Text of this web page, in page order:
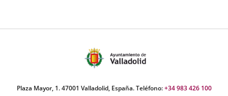
Plaza Mayor, 1. 47001 Valladolid, España. Teléfono:+34 983 426 100